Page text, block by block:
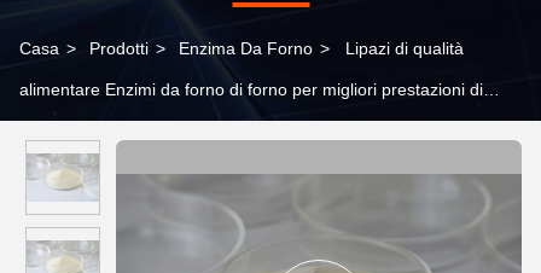
Casa > Prodotti > Enzima Da Forno > Lipazi di qualità
alimentare Enzimi da forno di forno per migliori prestazioni di